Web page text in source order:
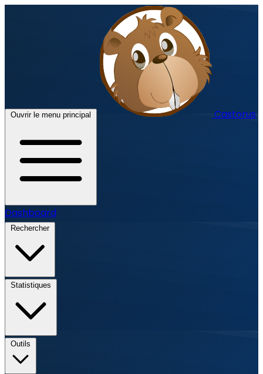
Ouvrir le menu principal Castorus
Dashboard
Rechercher
Statistiques
Outils